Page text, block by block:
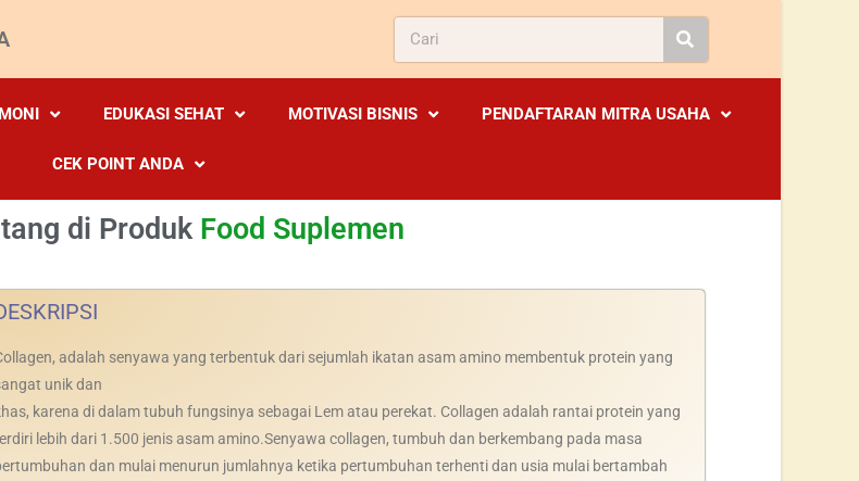
EDUKASI SEHAT MOTIVASI BISNIS PENDAFTARAN MITRA USAHA
CEK POINT ANDA
di Produk Food Suplemen
adalah senyawa yang terbentuk dari sejumlah ikatan asam amino membentuk protein yang
unik dan
karena di dalam tubuh fungsinya sebagai Lem atau perekat. Collagen adalah rantai protein yang
lebih dari 1.500 jenis asam amino.Senyawa collagen, tumbuh dan berkembang pada masa
dan mulai menurun jumlahnya ketika pertumbuhan terhenti dan usia mulai bertambah